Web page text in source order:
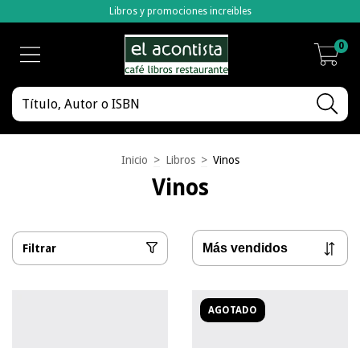
Libros y promociones increibles
0
Inicio > Libros > Vinos
Vinos
Filtrar
AGOTADO